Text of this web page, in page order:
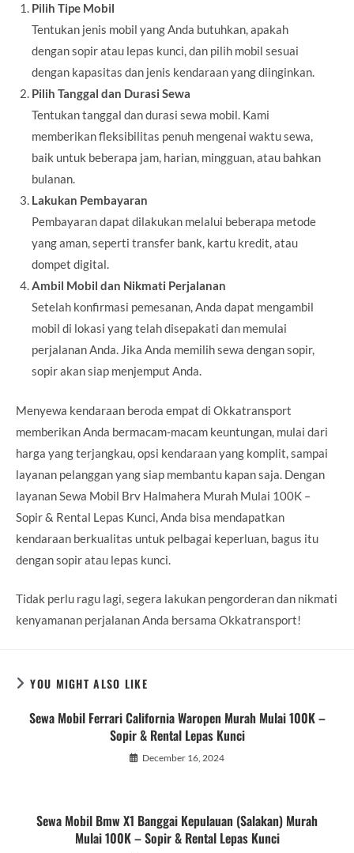
Pilih Tipe Mobil
Tentukan jenis mobil yang Anda butuhkan, apakah
dengan sopir atau lepas kunci, dan pilih mobil sesuai
dengan kapasitas dan jenis kendaraan yang diinginkan.
Pilih Tanggal dan Durasi Sewa
Tentukan tanggal dan durasi sewa mobil. Kami
memberikan fleksibilitas penuh mengenai waktu sewa,
baik untuk beberapa jam, harian, mingguan, atau bahkan
bulanan.
Lakukan Pembayaran
Pembayaran dapat dilakukan melalui beberapa metode
yang aman, seperti transfer bank, kartu kredit, atau
dompet digital.
Ambil Mobil dan Nikmati Perjalanan
Setelah konfirmasi pemesanan, Anda dapat mengambil
mobil di lokasi yang telah disepakati dan memulai
perjalanan Anda. Jika Anda memilih sewa dengan sopir,
sopir akan siap menjemput Anda.
Menyewa kendaraan beroda empat di Okkatransport
memberikan Anda bermacam-macam keuntungan, mulai dari
harga yang terjangkau, opsi kendaraan yang komplit, sampai
layanan pelanggan yang siap membantu kapan saja. Dengan
layanan Sewa Mobil Brv Halmahera Murah Mulai 100K –
Sopir & Rental Lepas Kunci, Anda bisa mendapatkan
kendaraan berkualitas untuk pelbagai keperluan, bagus itu
dengan sopir atau lepas kunci.
Tidak perlu ragu lagi, segera lakukan pengorderan dan nikmati
kenyamanan perjalanan Anda bersama Okkatransport!
YOU MIGHT ALSO LIKE
Sewa Mobil Ferrari California Waropen Murah Mulai 100K –
Sopir & Rental Lepas Kunci
December 16, 2024
Sewa Mobil Bmw X1 Banggai Kepulauan (Salakan) Murah
Mulai 100K – Sopir & Rental Lepas Kunci